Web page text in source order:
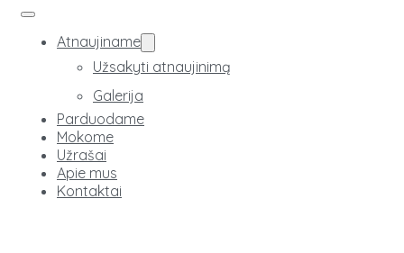
Atnaujiname
Užsakyti atnaujinimą
Galerija
Parduodame
Mokome
Užrašai
Apie mus
Kontaktai